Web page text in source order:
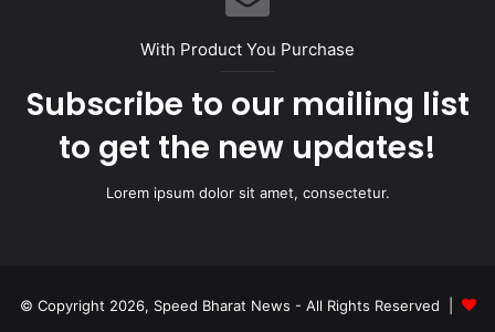
With Product You Purchase
Subscribe to our mailing list
to get the new updates!
Lorem ipsum dolor sit amet, consectetur.
© Copyright 2026, Speed Bharat News - All Rights Reserved |